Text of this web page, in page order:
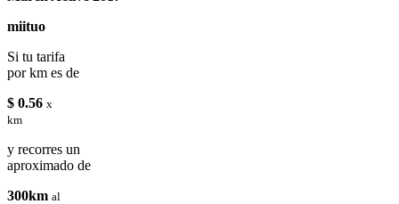
miituo
Si tu tarifa
por km es de
$ 0.56 x
km
y recorres un
aproximado de
300km al